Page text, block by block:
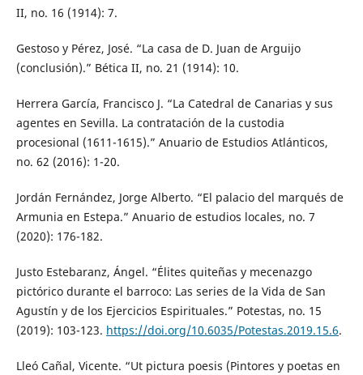
II, no. 16 (1914): 7.
Gestoso y Pérez, José. “La casa de D. Juan de Arguijo
(conclusión).” Bética II, no. 21 (1914): 10.
Herrera García, Francisco J. “La Catedral de Canarias y sus
agentes en Sevilla. La contratación de la custodia
procesional (1611-1615).” Anuario de Estudios Atlánticos,
no. 62 (2016): 1-20.
Jordán Fernández, Jorge Alberto. “El palacio del marqués de
Armunia en Estepa.” Anuario de estudios locales, no. 7
(2020): 176-182.
Justo Estebaranz, Ángel. “Élites quiteñas y mecenazgo
pictórico durante el barroco: Las series de la Vida de San
Agustín y de los Ejercicios Espirituales.” Potestas, no. 15
(2019): 103-123. https://doi.org/10.6035/Potestas.2019.15.6.
Lleó Cañal, Vicente. “Ut pictura poesis (Pintores y poetas en